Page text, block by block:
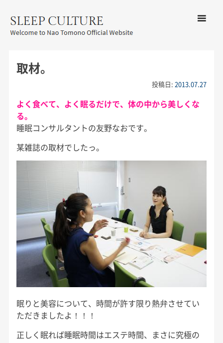
CULTURE
ー
ツへ移動
取材。
投稿日:2013.07.27
よく食べて、よく眠るだけで、体の中から美しくな
る。
睡眠コンサルタントの友野なおです。
某雑誌の取材でしたっ。
眠りと美容について、時間が許す限り熱弁させてい
ただきましたよ！！！
正しく眠れば睡眠時間はエステ時間、まさに究極の